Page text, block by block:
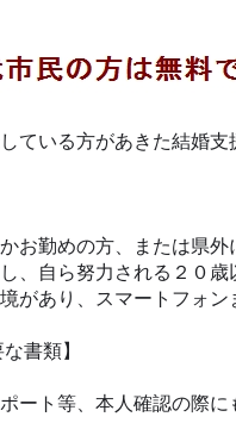
ている方があきた結婚
お勤めの方、または県
、自ら努力される２０歳
があり、スマートフォ
書類】
ート等、本人確認の際に